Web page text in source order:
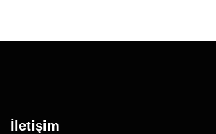
İletişim